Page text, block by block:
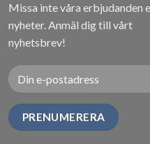
Missa inte våra erbjudanden
nyheter. Anmäl dig till vårt
nyhetsbrev!